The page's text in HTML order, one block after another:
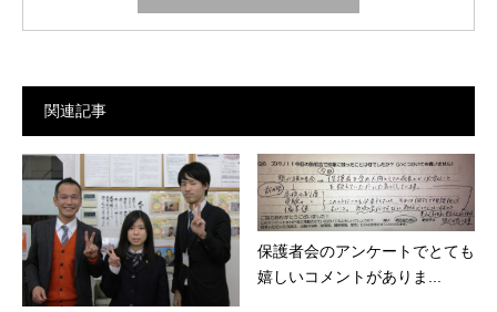
関連記事
保護者会のアンケートでとても
嬉しいコメントがありま...